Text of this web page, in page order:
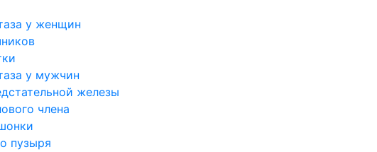
у женщин
у мужчин
железы
члена
пузыря